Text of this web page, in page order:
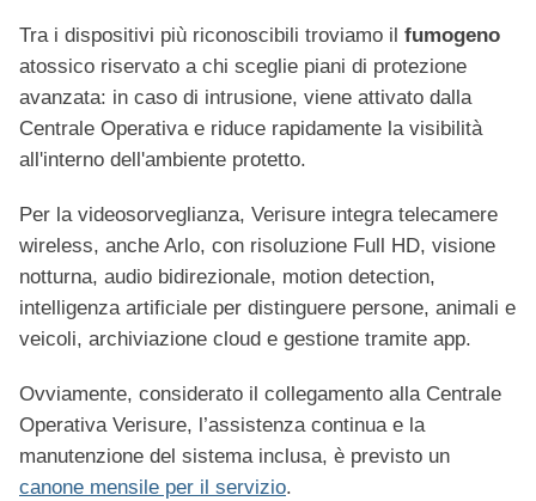
Tra i dispositivi più riconoscibili troviamo il fumogeno
atossico riservato a chi sceglie piani di protezione
avanzata: in caso di intrusione, viene attivato dalla
Centrale Operativa e riduce rapidamente la visibilità
all'interno dell'ambiente protetto.
Per la videosorveglianza, Verisure integra telecamere
wireless, anche Arlo, con risoluzione Full HD, visione
notturna, audio bidirezionale, motion detection,
intelligenza artificiale per distinguere persone, animali e
veicoli, archiviazione cloud e gestione tramite app.
Ovviamente, considerato il collegamento alla Centrale
Operativa Verisure, l’assistenza continua e la
manutenzione del sistema inclusa, è previsto un
canone mensile per il servizio.